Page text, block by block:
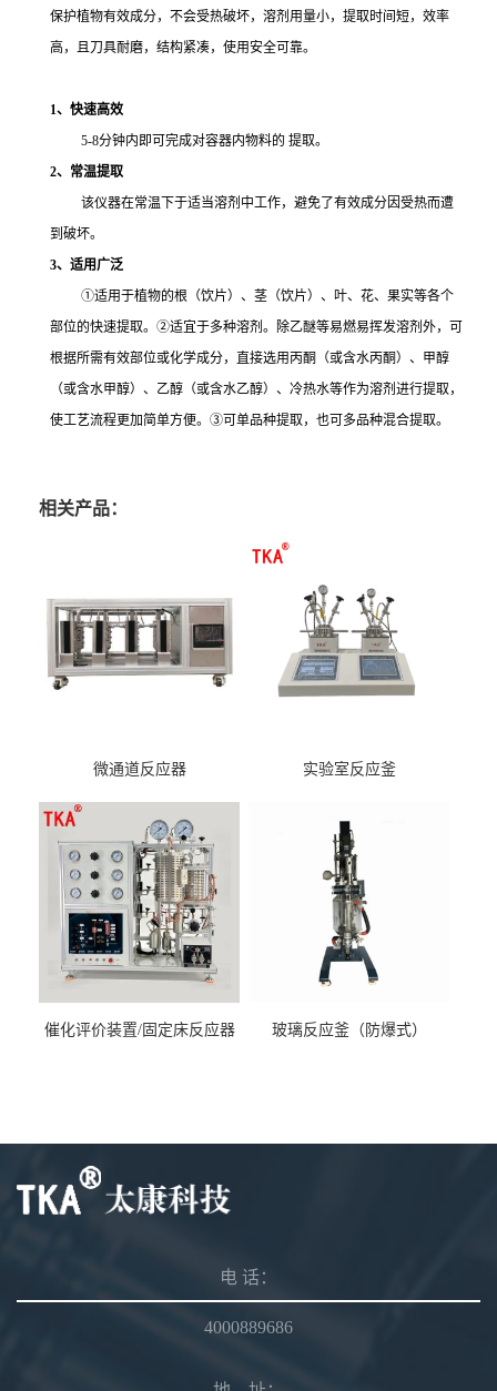
保护植物有效成分，不会受热破坏，溶剂用量小，提取时间短，效率
高，且刀具耐磨，结构紧凑，使用安全可靠。
1、快速高效
5-8分钟内即可完成对容器内物料的 提取。
2、常温提取
该仪器在常温下于适当溶剂中工作，避免了有效成分因受热而遭
到破坏。
3、适用广泛
①适用于植物的根（饮片）、茎（饮片）、叶、花、果实等各个
部位的快速提取。②适宜于多种溶剂。除乙醚等易燃易挥发溶剂外，可
根据所需有效部位或化学成分，直接选用丙酮（或含水丙酮）、甲醇
（或含水甲醇）、乙醇（或含水乙醇）、冷热水等作为溶剂进行提取，
使工艺流程更加简单方便。③可单品种提取，也可多品种混合提取。
相关产品：
微通道反应器 实验室反应釜
催化评价装置/固定床反应器 玻璃反应釜（防爆式）
电 话：
4000889686